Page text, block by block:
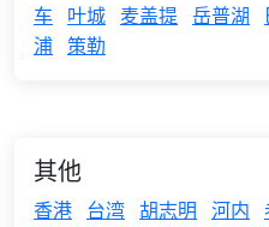
车
叶城 麦盖提 岳普湖
浦 策勒
其他
香港 台湾 胡志明 河内